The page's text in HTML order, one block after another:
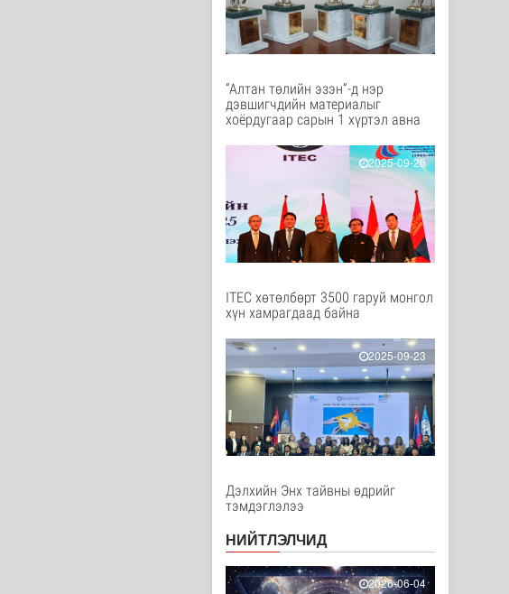
Байгаль орчин
2 цаг 41 минутын өмнө
“Нүүрс пиролизийн
үйлдвэр”-ийг төр,
хувийн хэвшл..
Нийгэм
2 цаг 57 минутын өмнө
Цэнхэр бүсэд гал
түймэр гарсан үед
хариу арга хэ..
Нийгэм
2 цаг 11 минутын өмнө
Ц.Сандаг-Очир:
COP17 ба COP31
хурлын уялдаа нь Р..
Байгаль орчин
2 цаг 16 минутын өмнө
Хийлдэг завь, гудас,
хөвөгч тоглоом биш
Эрүүл мэнд
I шатны бүртгэл э..
3 цаг 43 минутын өмнө
“Алтан төлийн эзэн”-д нэр
дэвшигчдийн материалыг
хоёрдугаар сарын 1 хүртэл авна
2025-09-26
ITEC хөтөлбөрт 3500 гаруй монгол
хүн хамрагдаад байна
2025-09-23
Дэлхийн Энх тайвны өдрийг
тэмдэглэлээ
НИЙТЛЭЛЧИД
2026-06-04